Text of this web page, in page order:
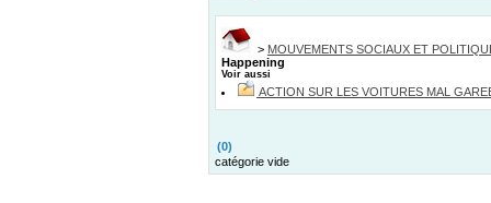
> MOUVEMENTS SOCIAUX ET
Happening
Voir aussi
ACTION SUR LES VOITURES MAL
(0)
catégorie vide